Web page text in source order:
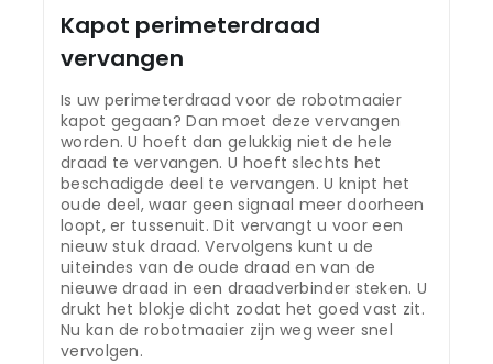
Kapot perimeterdraad
vervangen
Is uw perimeterdraad voor de robotmaaier
kapot gegaan? Dan moet deze vervangen
worden. U hoeft dan gelukkig niet de hele
draad te vervangen. U hoeft slechts het
beschadigde deel te vervangen. U knipt het
oude deel, waar geen signaal meer doorheen
loopt, er tussenuit. Dit vervangt u voor een
nieuw stuk draad. Vervolgens kunt u de
uiteindes van de oude draad en van de
nieuwe draad in een draadverbinder steken. U
drukt het blokje dicht zodat het goed vast zit.
Nu kan de robotmaaier zijn weg weer snel
vervolgen.